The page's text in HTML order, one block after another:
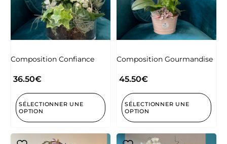
Composition Confiance
36.50€
SÉLECTIONNER UNE
OPTION
Composition Gourmandise
45.50€
SÉLECTIONNER UNE
OPTION